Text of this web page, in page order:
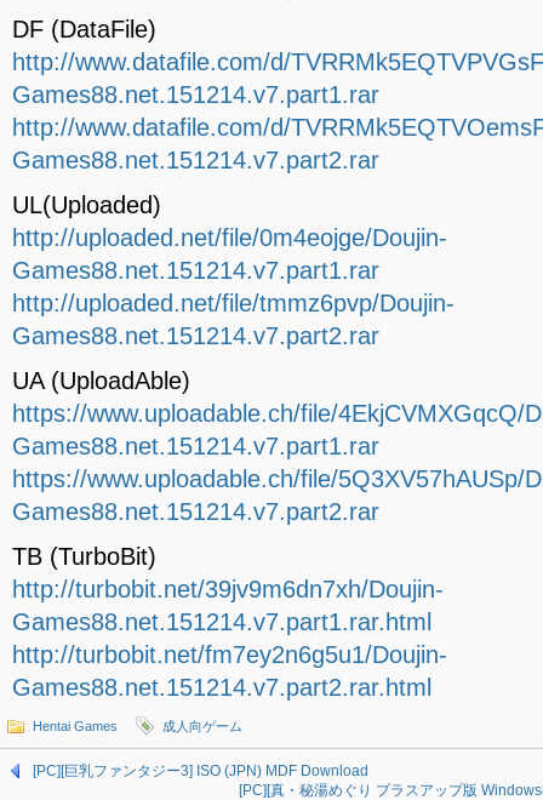
DF (DataFile)
http://www.datafile.com/d/
Games88.net.151214.v7.part1.rar
http://www.datafile.com/d/
Games88.net.151214.v7.part2.rar
UL(Uploaded)
http://uploaded.net/file/0m4eojge/Doujin-
Games88.net.151214.v7.part1.rar
http://uploaded.net/file/tmmz6pvp/Doujin-
Games88.net.151214.v7.part2.rar
UA (UploadAble)
https://www.uploadable.ch/file/4EkjCVMXGqcQ/
Games88.net.151214.v7.part1.rar
https://www.uploadable.ch/file/5Q3XV57hAUSp/
Games88.net.151214.v7.part2.rar
TB (TurboBit)
http://turbobit.net/39jv9m6dn7xh/Doujin-
Games88.net.151214.v7.part1.rar.html
http://turbobit.net/fm7ey2n6g5u1/Doujin-
Games88.net.151214.v7.part2.rar.html
Hentai Games 成人向ゲーム
[PC][巨乳ファンタジー3] ISO (JPN) MDF Download
[PC][真・秘湯めぐり プラスアップ版